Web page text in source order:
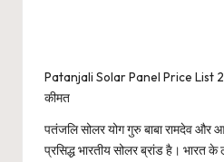
Patanjali Solar Panel Price List
कीमत
पतंजलि सोलर योग गुरु बाबा रामदेव और
प्रसिद्ध भारतीय सोलर ब्रांड है। भारत